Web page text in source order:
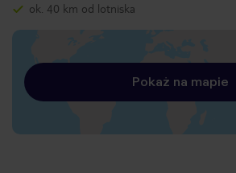
ok. 40 km od lotniska
Pokaż na mapie